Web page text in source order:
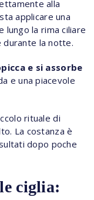
alla
applicare una
lungo la rima ciliare
durante la notte.
e si assorbe
e una piacevole
rituale di
La costanza è
dopo poche
ciglia: